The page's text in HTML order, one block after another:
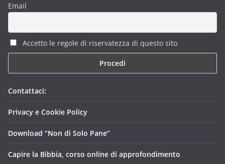
Email
Accetto le regole di riservatezza di questo sito
Contattaci:
Privacy e Cookie Policy
Download “Non di Solo Pane”
Capire la Bibbia, corso online di approfondimento